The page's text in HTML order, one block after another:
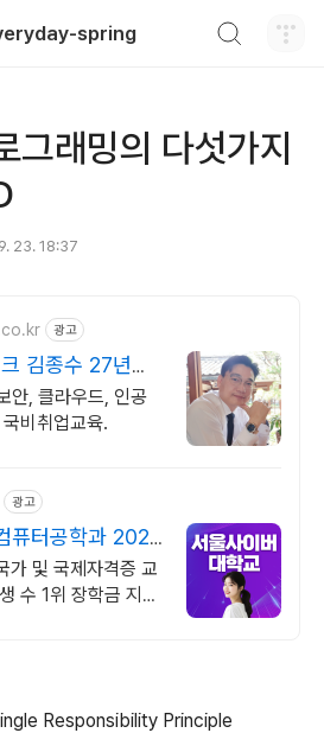
spring
그래밍의 다섯가지
23. 18:37
광고
김종수 27년경
안, 클라우드, 인공
비취업교육.
광고
퓨터공학과 2026
가 및 국제자격증 교
수 1위 장학금 지급
Responsibility Principle